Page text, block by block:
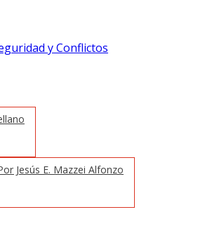
y Conflictos
Jesús E. Mazzei Alfonzo